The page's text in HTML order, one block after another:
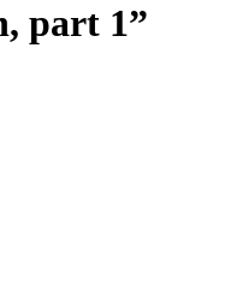
part 1”